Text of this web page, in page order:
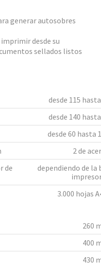
generar autosobres
desde su
sellados listos
desde 115
desde 140
desde 60 hasta
2 de
de
dependiendo de la
3.000 hojas
260
400
430